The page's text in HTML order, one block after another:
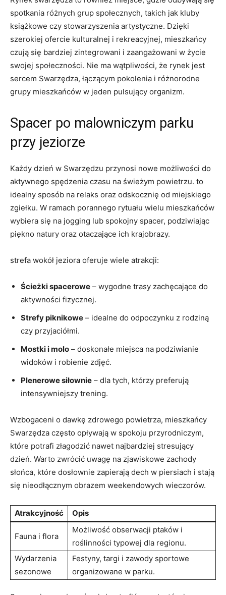
spotkania różnych grup społecznych, takich jak kluby
książkowe czy stowarzyszenia artystyczne. Dzięki
szerokiej ofercie kulturalnej i rekreacyjnej, mieszkańcy
czują się bardziej zintegrowani i zaangażowani w życie
swojej społeczności. Nie ma wątpliwości, że rynek jest
sercem Swarzędza, łączącym pokolenia i różnorodne
grupy mieszkańców w jeden pulsujący organizm.
Spacer po malowniczym parku
przy jeziorze
Każdy dzień w Swarzędzu przynosi nowe możliwości do
aktywnego spędzenia czasu na świeżym powietrzu. to
idealny sposób na relaks oraz odskocznię od miejskiego
zgiełku. W ramach porannego rytuału wielu mieszkańców
wybiera się na jogging lub spokojny spacer, podziwiając
piękno natury oraz otaczające ich krajobrazy.
strefa wokół jeziora oferuje wiele atrakcji:
Ścieżki spacerowe – wygodne trasy zachęcające do
aktywności fizycznej.
Strefy piknikowe – idealne do odpoczynku z rodziną
czy przyjaciółmi.
Mostki i molo – doskonałe miejsca na podziwianie
widoków i robienie zdjęć.
Plenerowe siłownie – dla tych, którzy preferują
intensywniejszy trening.
Wzbogaceni o dawkę zdrowego powietrza, mieszkańcy
Swarzędza często opływają w spokoju przyrodniczym,
które potrafi złagodzić nawet najbardziej stresujący
dzień. Warto zwrócić uwagę na zjawiskowe zachody
słońca, które dosłownie zapierają dech w piersiach i stają
się nieodłącznym obrazem weekendowych wieczorów.
Atrakcyjność Opis
Fauna i flora
Możliwość obserwacji ptaków i
roślinności typowej dla regionu.
Wydarzenia
sezonowe
Festyny, targi i zawody sportowe
organizowane w parku.